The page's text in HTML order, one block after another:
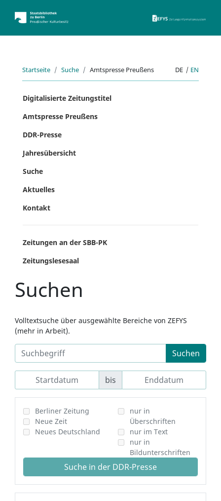
Startseite Suche Amtspresse Preußens DE | EN
Digitalisierte Zeitungstitel
Amtspresse Preußens
DDR-Presse
Jahresübersicht
Suche
Aktuelles
Kontakt
Zeitungen an der SBB-PK
Zeitungslesesaal
Suchen
Volltextsuche über ausgewählte Bereiche von ZEFYS
(mehr in Arbeit).
Suchen
bis
Berliner Zeitung
Neue Zeit
Neues Deutschland
nur in
Überschriften
nur im Text
nur in
Bildunterschriften
Suche in der DDR-Presse